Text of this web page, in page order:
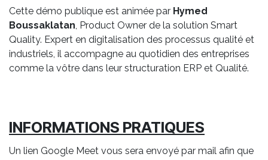
Cette démo publique est animée par Hymed
Boussaklatan, Product Owner de la solution Smart
Quality. Expert en digitalisation des processus qualité et
industriels, il accompagne au quotidien des entreprises
comme la vôtre dans leur structuration ERP et Qualité.
INFORMATIONS PRATIQUES
Un lien Google Meet vous sera envoyé par mail afin que